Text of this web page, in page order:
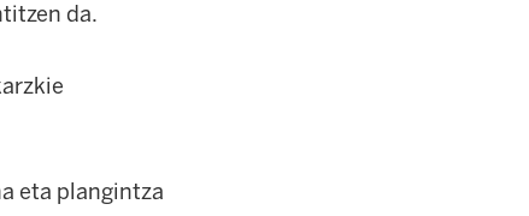
da.
eta plangintza